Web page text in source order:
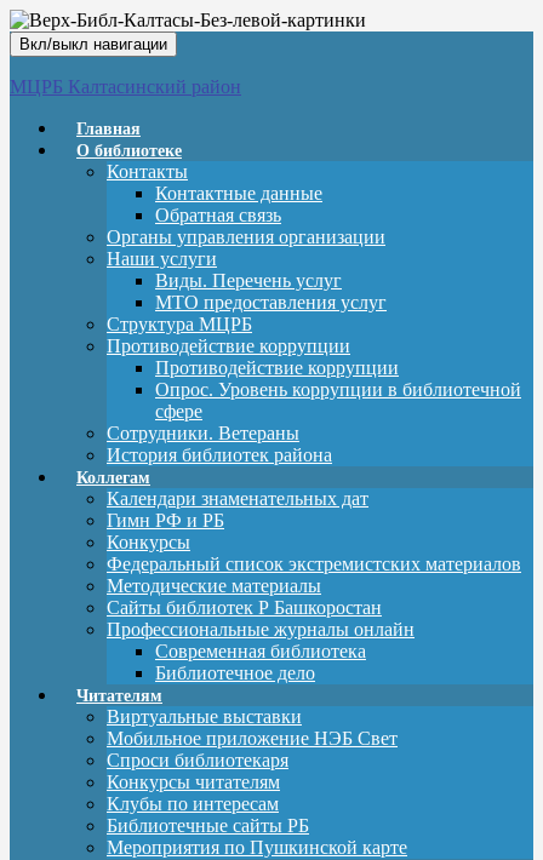
Вкл/выкл навигации
МЦРБ Калтасинский район
Главная
О библиотеке
Контакты
Контактные данные
Обратная связь
Органы управления организации
Наши услуги
Виды. Перечень услуг
МТО предоставления услуг
Структура МЦРБ
Противодействие коррупции
Противодействие коррупции
Опрос. Уровень коррупции в библиотечной
сфере
Сотрудники. Ветераны
История библиотек района
Коллегам
Календари знаменательных дат
Гимн РФ и РБ
Конкурсы
Федеральный список экстремистских материалов
Методические материалы
Сайты библиотек Р Башкоростан
Профессиональные журналы онлайн
Современная библиотека
Библиотечное дело
Читателям
Виртуальные выставки
Мобильное приложение НЭБ Свет
Спроси библиотекаря
Конкурсы читателям
Клубы по интересам
Библиотечные сайты РБ
Мероприятия по Пушкинской карте